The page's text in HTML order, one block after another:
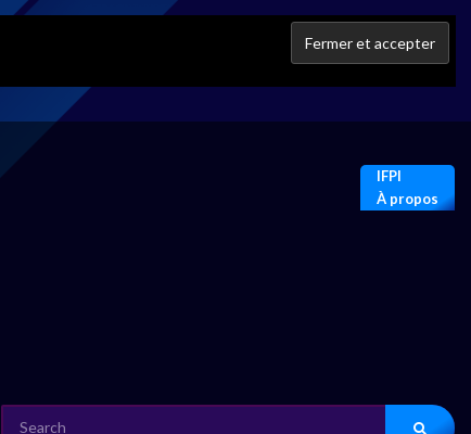
IFPI
À propos